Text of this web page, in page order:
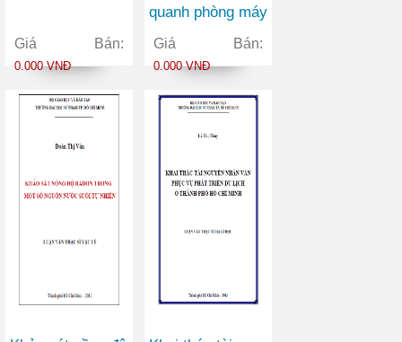
Giá Bán:
0.000 VNĐ
quanh phòng máy
X quang chẩn
đoán y tế bằng
MCNP
Giá Bán:
0.000 VNĐ